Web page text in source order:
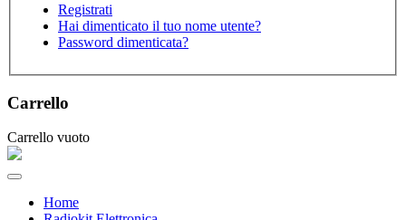
Registrati
Hai dimenticato il tuo nome utente?
Password dimenticata?
Carrello
Carrello vuoto
Home